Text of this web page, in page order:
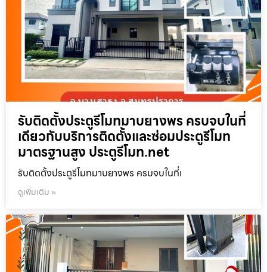
รับติดตั้งประตูรีโมทมาบยางพร ครบจบในที่
เดียวกับบริการติดตั้งและซ่อมประตูรีโมท
มาตรฐานสูง ประตูรีโมท.net
รับติดตั้งประตูรีโมทมาบยางพร ครบจบในที่เ
ดูเพิ่มเติม »